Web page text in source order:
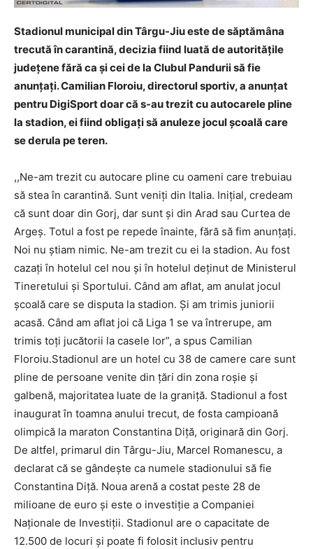
Stadionul municipal din Târgu-Jiu este de săptămâna
trecută în carantină, decizia fiind luată de autoritățile
județene fără ca și cei de la Clubul Pandurii să fie
anunțați. Camilian Floroiu, directorul sportiv, a anunțat
pentru DigiSport doar că s-au trezit cu autocarele pline
la stadion, ei fiind obligați să anuleze jocul școală care
se derula pe teren.
,,Ne-am trezit cu autocare pline cu oameni care trebuiau
să stea în carantină. Sunt veniți din Italia. Inițial, credeam
că sunt doar din Gorj, dar sunt și din Arad sau Curtea de
Argeș. Totul a fost pe repede înainte, fără să fim anunțați.
Noi nu știam nimic. Ne-am trezit cu ei la stadion. Au fost
cazați în hotelul cel nou și în hotelul deținut de Ministerul
Tineretului și Sportului. Când am aflat, am anulat jocul
școală care se disputa la stadion. Și am trimis juniorii
acasă. Când am aflat joi că Liga 1 se va întrerupe, am
trimis toți jucătorii la casele lor”, a spus Camilian
Floroiu.Stadionul are un hotel cu 38 de camere care sunt
pline de persoane venite din țări din zona roșie și
galbenă, majoritatea luate de la graniță. Stadionul a fost
inaugurat în toamna anului trecut, de fosta campioană
olimpică la maraton Constantina Diță, originară din Gorj.
De altfel, primarul din Târgu-Jiu, Marcel Romanescu, a
declarat că se gândește ca numele stadionului să fie
Constantina Diță. Noua arenă a costat peste 28 de
milioane de euro și este o investiție a Companiei
Naționale de Investiții. Stadionul are o capacitate de
12.500 de locuri și poate fi folosit inclusiv pentru